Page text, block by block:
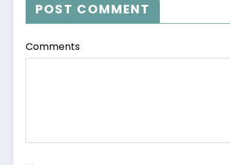
POST COMMENT
Comments